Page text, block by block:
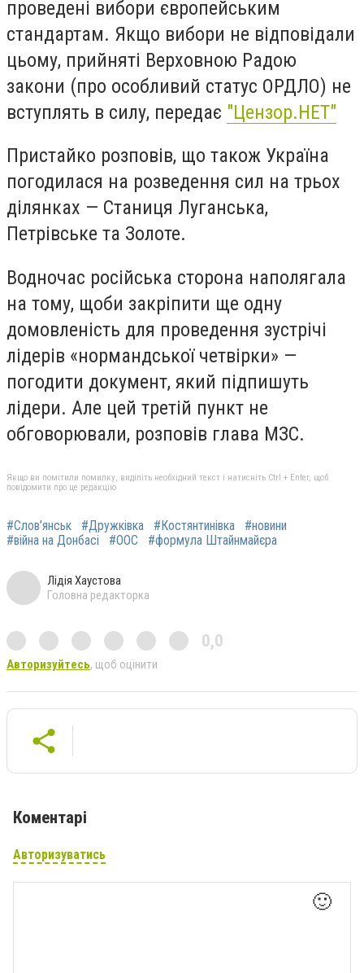
проведені вибори європейським
стандартам. Якщо вибори не відповідали
цьому, прийняті Верховною Радою
закони (про особливий статус ОРДЛО) не
вступлять в силу, передає "Цензор.НЕТ"
Пристайко розповів, що також Україна
погодилася на розведення сил на трьох
ділянках — Станиця Луганська,
Петрівське та Золоте.
Водночас російська сторона наполягала
на тому, щоби закріпити ще одну
домовленість для проведення зустрічі
лідерів «нормандської четвірки» —
погодити документ, який підпишуть
лідери. Але цей третій пункт не
обговорювали, розповів глава МЗС.
Якщо ви помітили помилку, виділіть необхідний текст і натисніть Ctrl + Enter, щоб
повідомити про це редакцію
#Слов’янськ #Дружківка #Костянтинівка
#новини
#війна на Донбасі
#ООС #формула Штайнмайєра
Лідія Хаустова
Головна редакторка
0,0
Авторизуйтесь, щоб оцінити
Коментарі
Авторизуватись
🙂